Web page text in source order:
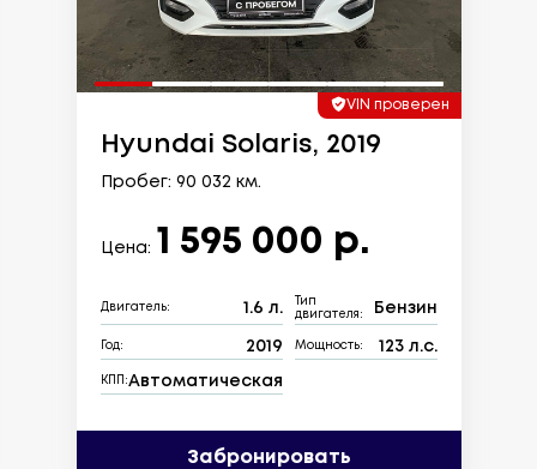
VIN проверен
Hyundai Solaris, 2019
Пробег: 90 032 км.
Цена: 1 595 000 р.
Двигатель: 1.6 л.
Тип
двигателя:
Бензин
Год: 2019 Мощность: 123 л.с.
КПП:Автоматическая
Забронировать